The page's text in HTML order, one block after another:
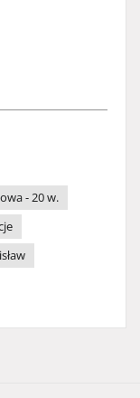
- 20 w.